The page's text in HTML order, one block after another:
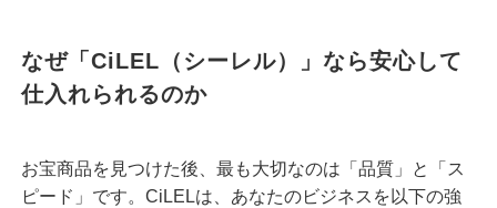
なぜ「CiLEL（シーレル）」なら安心して
仕入れられるのか
お宝商品を見つけた後、最も大切なのは「品質」と「ス
ピード」です。CiLELは、あなたのビジネスを以下の強